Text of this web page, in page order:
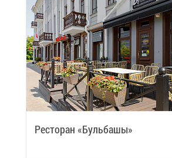
Ре­сто­ран «Буль­ба­шы»